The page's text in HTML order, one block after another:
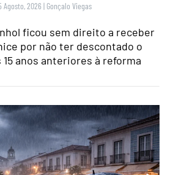
Agosto, 2026 | Gonçalo Viegas
ficou sem direito a receber
por não ter descontado o
anos anteriores à reforma